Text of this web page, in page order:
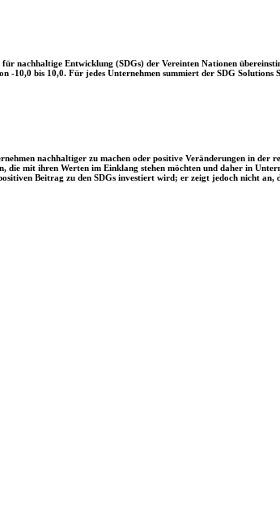
nachhaltige Entwicklung (SDGs) der Vereinten Nationen
10,0 bis 10,0. Für jedes Unternehmen summiert der SDG
nachhaltiger zu machen oder positive Veränderungen in
mit ihren Werten im Einklang stehen möchten und daher in
Beitrag zu den SDGs investiert wird; er zeigt jedoch nicht